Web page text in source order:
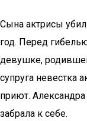
Сына актрисы
год. Перед
девушке,
супруга невестка
приют.
забрала к себе.